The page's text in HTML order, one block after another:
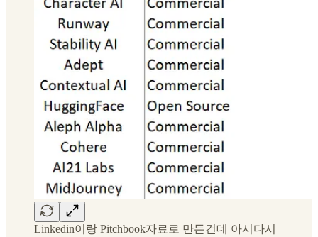
Linkedin이랑 Pitchbook자료로 만든건데 아시다시